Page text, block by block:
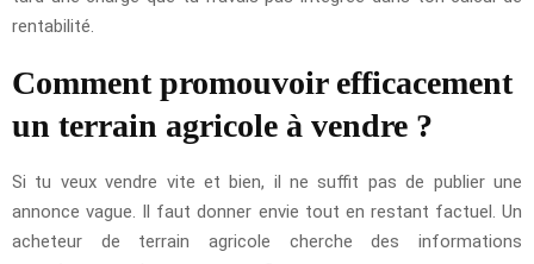
rentabilité.
Comment promouvoir efficacement
un terrain agricole à vendre ?
Si tu veux vendre vite et bien, il ne suffit pas de publier une
annonce vague. Il faut donner envie tout en restant factuel. Un
acheteur de terrain agricole cherche des informations